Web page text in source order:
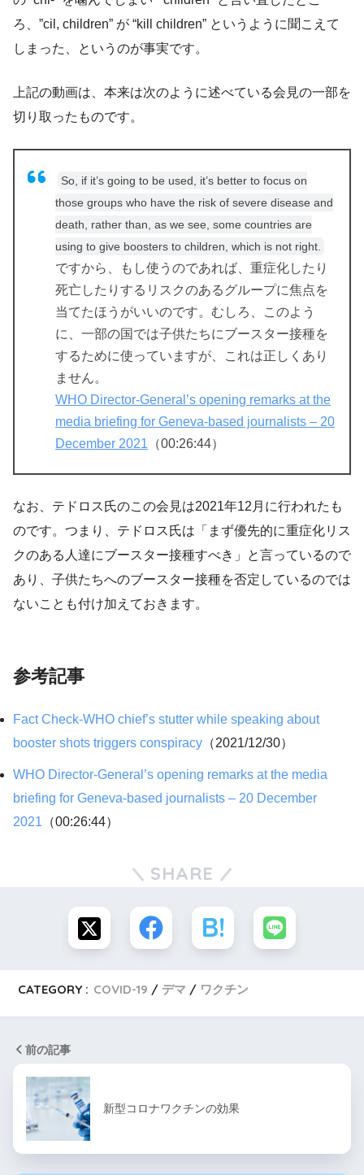
ろ、”cil, children” が “kill children” というように聞こえて
しまった、というのが事実です。
上記の動画は、本来は次のように述べている会見の一部を
切り取ったものです。
So, if it’s going to be used, it’s better to focus on
those groups who have the risk of severe disease and
death, rather than, as we see, some countries are
using to give boosters to children, which is not right.
ですから、もし使うのであれば、重症化したり
死亡したりするリスクのあるグループに焦点を
当てたほうがいいのです。むしろ、このよう
に、一部の国では子供たちにブースター接種を
するために使っていますが、これは正しくあり
ません。
WHO Director-General’s opening remarks at the
media briefing for Geneva-based journalists – 20
December 2021 （00:26:44）
なお、テドロス氏のこの会見は2021年12月に行われたも
のです。つまり、テドロス氏は「まず優先的に重症化リス
クのある人達にブースター接種すべき」と言っているので
あり、子供たちへのブースター接種を否定しているのでは
ないことも付け加えておきます。
参考記事
Fact Check-WHO chief’s stutter while speaking about
booster shots triggers conspiracy （2021/12/30）
WHO Director-General’s opening remarks at the media
briefing for Geneva-based journalists – 20 December
2021 （00:26:44）
SHARE
CATEGORY : COVID-19 デマ ワクチン
前の記事
新型コロナワクチンの効果